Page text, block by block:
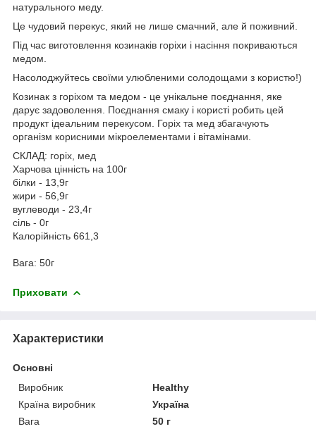
натурального меду.
Це чудовий перекус, який не лише смачний, але й поживний.
Під час виготовлення козинаків горіхи і насіння покриваються
медом.
Насолоджуйтесь своїми улюбленими солодощами з користю!)
Козинак з горіхом та медом - це унікальне поєднання, яке
дарує задоволення. Поєднання смаку і користі робить цей
продукт ідеальним перекусом. Горіх та мед збагачують
організм корисними мікроелементами і вітамінами.
СКЛАД: горіх, мед
Харчова цінність на 100г
білки - 13,9г
жири - 56,9г
вуглеводи - 23,4г
сіль - 0г
Калорійність 661,3
Вага: 50г
Приховати
Характеристики
Основні
Виробник
Healthy
Країна виробник
Україна
Вага
50 г